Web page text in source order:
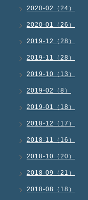
2020-02（24）
2020-01（26）
2019-12（28）
2019-11（28）
2019-10（13）
2019-02（8）
2019-01（18）
2018-12（17）
2018-11（16）
2018-10（20）
2018-09（21）
2018-08（18）